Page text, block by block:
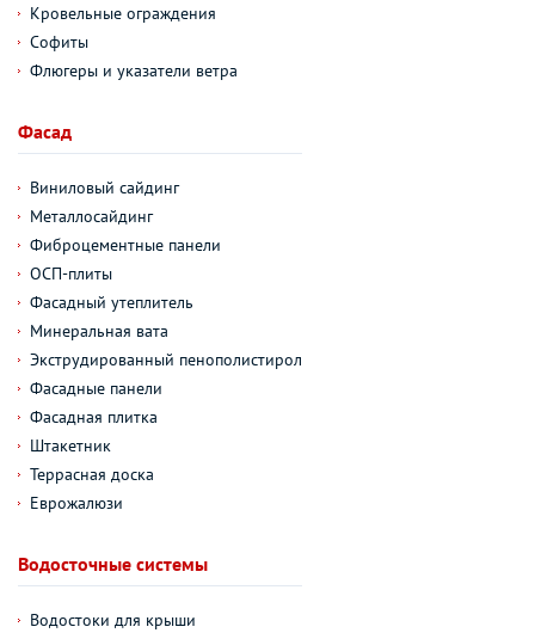
Кровельные ограждения
Софиты
Флюгеры и указатели ветра
Фасад
Виниловый сайдинг
Металлосайдинг
Фиброцементные панели
ОСП-плиты
Фасадный утеплитель
Минеральная вата
Экструдированный пенополистирол
Фасадные панели
Фасадная плитка
Штакетник
Террасная доска
Еврожалюзи
Водосточные системы
Водостоки для крыши